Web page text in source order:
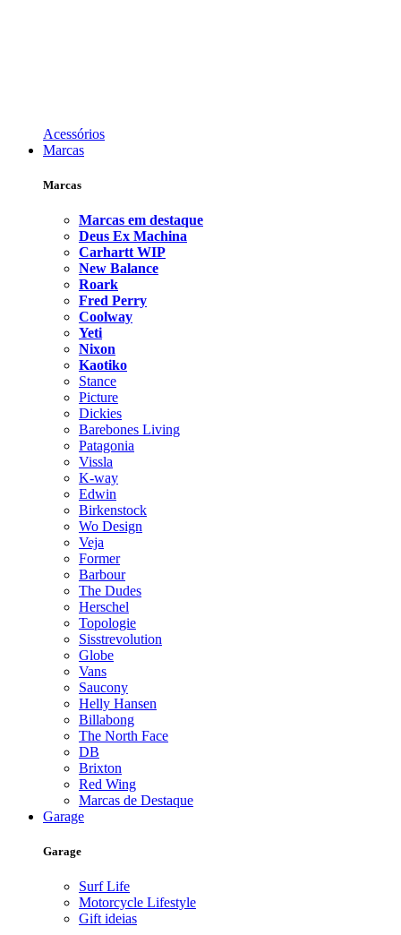
Acessórios
Marcas
Marcas
Marcas em destaque
Deus Ex Machina
Carhartt WIP
New Balance
Roark
Fred Perry
Coolway
Yeti
Nixon
Kaotiko
Stance
Picture
Dickies
Barebones Living
Patagonia
Vissla
K-way
Edwin
Birkenstock
Wo Design
Veja
Former
Barbour
The Dudes
Herschel
Topologie
Sisstrevolution
Globe
Vans
Saucony
Helly Hansen
Billabong
The North Face
DB
Brixton
Red Wing
Marcas de Destaque
Garage
Garage
Surf Life
Motorcycle Lifestyle
Gift ideias